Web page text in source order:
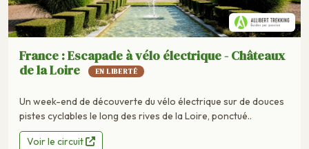
France : Escapade à vélo électrique - Châteaux
de la Loire
EN LIBERTÉ
Un week-end de découverte du vélo électrique sur de douces
pistes cyclables le long des rives de la Loire, ponctué..
Voir le circuit